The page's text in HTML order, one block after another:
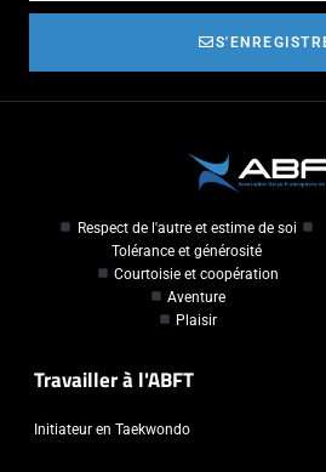
Respect de l'autre et estime de soi
Tolérance et générosité
Courtoisie et coopération
Aventure
Plaisir
Travailler à l'ABFT
Initiateur en Taekwondo